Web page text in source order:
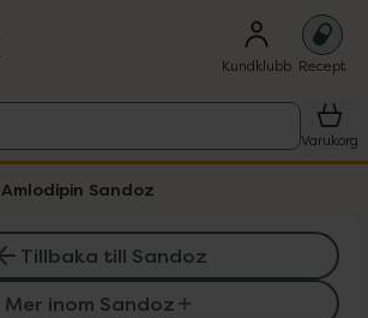
Kundklubb Recept
Varukorg
Amlodipin Sandoz
Tillbaka till Sandoz
Mer inom Sandoz